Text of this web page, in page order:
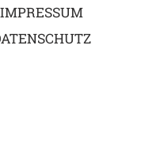
IMPRESSUM